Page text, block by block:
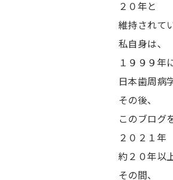
２０年と
維持されて
私自身は、
１９９９年
日本歯周病
その後、
このブログ
２０２１
約２０年以
その間、